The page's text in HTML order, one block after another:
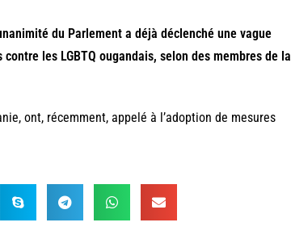
du Parlement a déjà déclenché une vague
les LGBTQ ougandais, selon des membres de la
ont, récemment, appelé à l’adoption de mesures